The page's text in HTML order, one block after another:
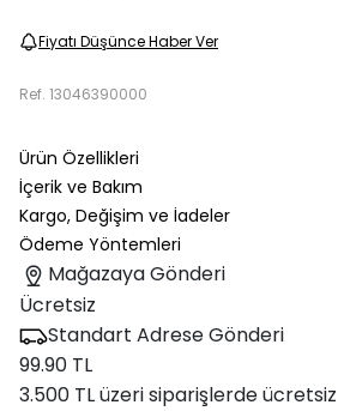
Fiyatı Düşünce Haber Ver
Ref. 13046390000
Ürün Özellikleri
İçerik ve Bakım
Kargo, Değişim ve İadeler
Ödeme Yöntemleri
Mağazaya Gönderi
Ücretsiz
Standart Adrese Gönderi
99.90 TL
3.500 TL üzeri siparişlerde ücretsiz